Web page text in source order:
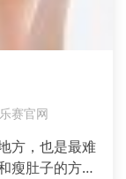
赛官网
方，也是最难
瘦肚子的方